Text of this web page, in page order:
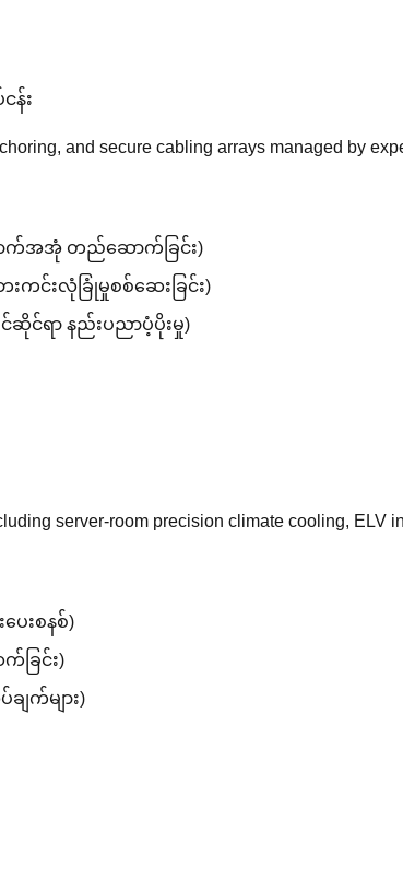
န်း
and secure cabling arrays managed by
ောက်အအုံ တည်ဆောက်ခြင်း)
ေးကင်းလုံခြုံမှုစစ်ဆေးခြင်း)
င်ဆိုင်ရာ နည်းပညာပံ့ပိုးမှု)
server-room precision climate cooling, ELV
ပေးစနစ်)
က်ခြင်း)
ချက်များ)